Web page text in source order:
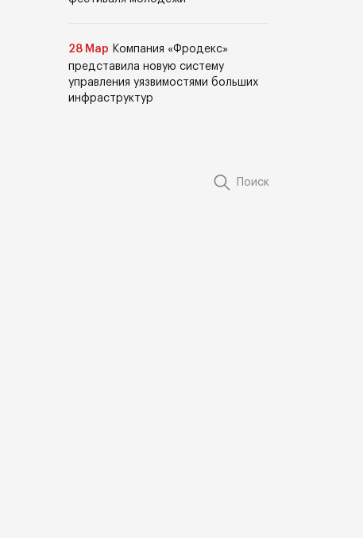
28 Мар Компания «Фродекс»
представила новую систему
управления уязвимостями больших
инфраструктур
Поиск